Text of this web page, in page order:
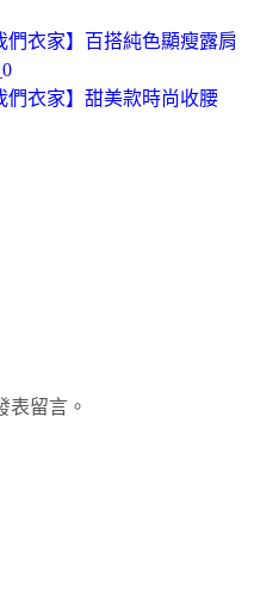
們衣家】百搭純色顯瘦露肩
們衣家】甜美款時尚收腰
表留言。